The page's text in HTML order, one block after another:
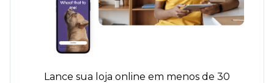
Lance sua loja online em menos de 30